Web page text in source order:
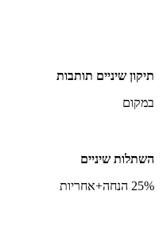
תיקון שיניים תותבות
במקום
השתלות שיניים
25% הנחה+אחריות